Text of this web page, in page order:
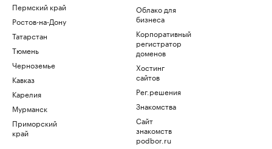
Пермский край
Ростов-на-Дону
Татарстан
Тюмень
Черноземье
Кавказ
Карелия
Мурманск
Приморский
край
Облако для
бизнеса
Корпоративный
регистратор
доменов
Хостинг
сайтов
Рег.решения
Знакомства
Сайт
знакомств
podbor.ru